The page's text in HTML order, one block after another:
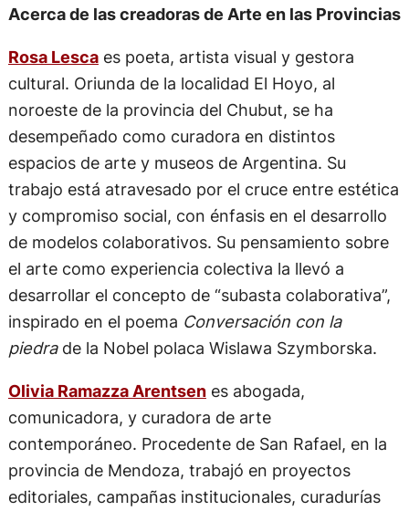
por un proyecto social. Supimos que queríamos
propósito más grande que nosotras mismas.”
cuenta Olivia Ramazza Arentsen. “La autenticidad
es la cualidad más valiosa del proyecto. Arte en
las Provincias nace desde lo que somos.”,agrega
Rosa Lesca.
Acerca de las creadoras de Arte en las Provincias
Rosa Lesca es poeta, artista visual y gestora
cultural. Oriunda de la localidad El Hoyo, al
noroeste de la provincia del Chubut, se ha
desempeñado como curadora en distintos
trabajo está atravesado por el cruce entre estética
y compromiso social, con énfasis en el desarrollo
de modelos colaborativos. Su pensamiento sobre
el arte como experiencia colectiva la llevó a
desarrollar el concepto de “subasta colaborativa”,